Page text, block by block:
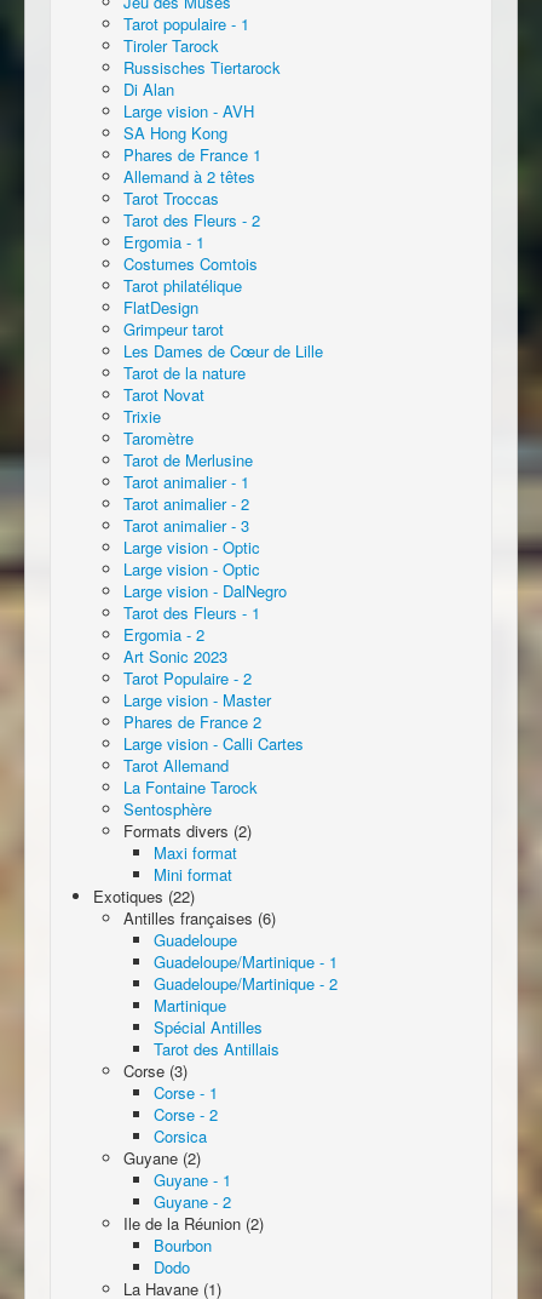
Tarot populaire - 1
Tiroler Tarock
Russisches Tiertarock
Di Alan
Large vision - AVH
SA Hong Kong
Phares de France 1
Allemand à 2 têtes
Tarot Troccas
Tarot des Fleurs - 2
Ergomia - 1
Costumes Comtois
Tarot philatélique
FlatDesign
Grimpeur tarot
Les Dames de Cœur de Lille
Tarot de la nature
Tarot Novat
Trixie
Taromètre
Tarot de Merlusine
Tarot animalier - 1
Tarot animalier - 2
Tarot animalier - 3
Large vision - Optic
Large vision - Optic
Large vision - DalNegro
Tarot des Fleurs - 1
Ergomia - 2
Art Sonic 2023
Tarot Populaire - 2
Large vision - Master
Phares de France 2
Large vision - Calli Cartes
Tarot Allemand
La Fontaine Tarock
Sentosphère
Formats divers (2)
Maxi format
Mini format
Exotiques (22)
Antilles françaises (6)
Guadeloupe
Guadeloupe/Martinique - 1
Guadeloupe/Martinique - 2
Martinique
Spécial Antilles
Tarot des Antillais
Corse (3)
Corse - 1
Corse - 2
Corsica
Guyane (2)
Guyane - 1
Guyane - 2
Ile de la Réunion (2)
Bourbon
Dodo
La Havane (1)